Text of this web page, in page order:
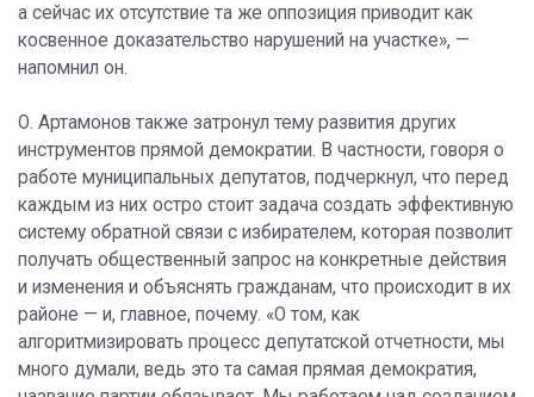
а сейчас их отсутствие та же оппозиция приводит как
косвенное доказательство нарушений на участке», —
напомнил он.
О. Артамонов также затронул тему развития других
инструментов прямой демократии. В частности, говоря о
работе муниципальных депутатов, подчеркнул, что перед
каждым из них остро стоит задача создать эффективную
систему обратной связи с избирателем, которая позволит
получать общественный запрос на конкретные действия
и изменения и объяснять гражданам, что происходит в их
районе — и, главное, почему. «О том, как
алгоритмизировать процесс депутатской отчетности, мы
много думали, ведь это та самая прямая демократия,